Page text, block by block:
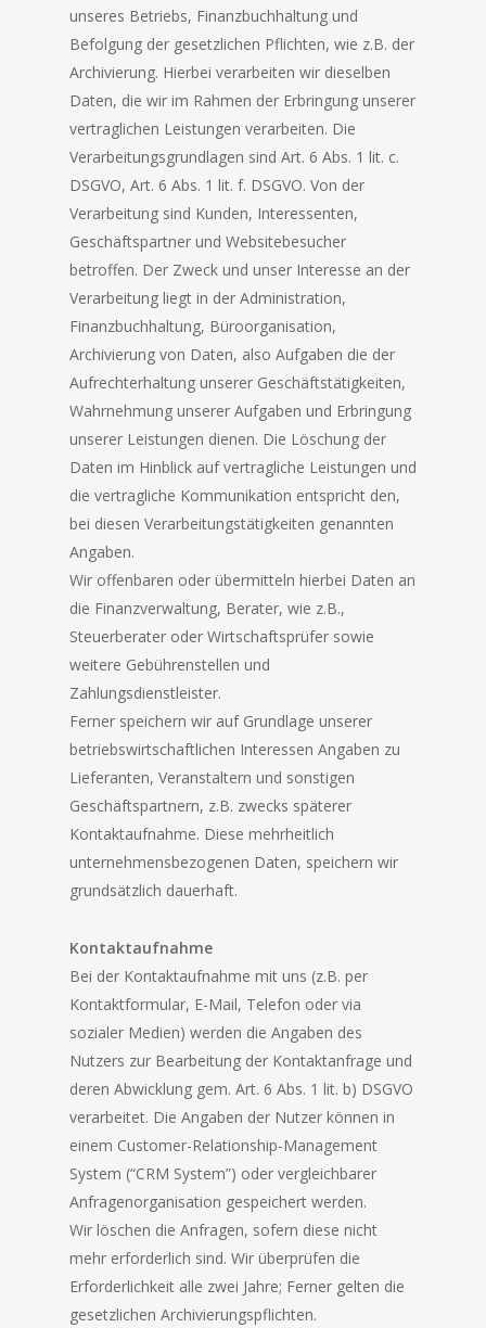
unseres Betriebs, Finanzbuchhaltung und
Befolgung der gesetzlichen Pflichten, wie z.B. der
Archivierung. Hierbei verarbeiten wir dieselben
Daten, die wir im Rahmen der Erbringung unserer
vertraglichen Leistungen verarbeiten. Die
Verarbeitungsgrundlagen sind Art. 6 Abs. 1 lit. c.
DSGVO, Art. 6 Abs. 1 lit. f. DSGVO. Von der
Verarbeitung sind Kunden, Interessenten,
Geschäftspartner und Websitebesucher
betroffen. Der Zweck und unser Interesse an der
Verarbeitung liegt in der Administration,
Finanzbuchhaltung, Büroorganisation,
Archivierung von Daten, also Aufgaben die der
Aufrechterhaltung unserer Geschäftstätigkeiten,
Wahrnehmung unserer Aufgaben und Erbringung
unserer Leistungen dienen. Die Löschung der
Daten im Hinblick auf vertragliche Leistungen und
die vertragliche Kommunikation entspricht den,
bei diesen Verarbeitungstätigkeiten genannten
Angaben.
Wir offenbaren oder übermitteln hierbei Daten an
die Finanzverwaltung, Berater, wie z.B.,
Steuerberater oder Wirtschaftsprüfer sowie
weitere Gebührenstellen und
Zahlungsdienstleister.
Ferner speichern wir auf Grundlage unserer
betriebswirtschaftlichen Interessen Angaben zu
Lieferanten, Veranstaltern und sonstigen
Geschäftspartnern, z.B. zwecks späterer
Kontaktaufnahme. Diese mehrheitlich
unternehmensbezogenen Daten, speichern wir
grundsätzlich dauerhaft.
Kontaktaufnahme
Bei der Kontaktaufnahme mit uns (z.B. per
Kontaktformular, E-Mail, Telefon oder via
sozialer Medien) werden die Angaben des
Nutzers zur Bearbeitung der Kontaktanfrage und
deren Abwicklung gem. Art. 6 Abs. 1 lit. b) DSGVO
verarbeitet. Die Angaben der Nutzer können in
einem Customer-Relationship-Management
System (“CRM System”) oder vergleichbarer
Anfragenorganisation gespeichert werden.
Wir löschen die Anfragen, sofern diese nicht
mehr erforderlich sind. Wir überprüfen die
Erforderlichkeit alle zwei Jahre; Ferner gelten die
gesetzlichen Archivierungspflichten.